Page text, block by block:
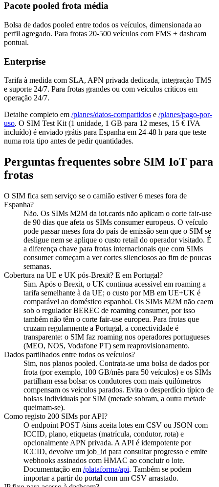
Pacote pooled frota média
Bolsa de dados pooled entre todos os veículos, dimensionada ao
perfil agregado. Para frotas 20-500 veículos com FMS + dashcam
pontual.
Enterprise
Tarifa à medida com SLA, APN privada dedicada, integração TMS
e suporte 24/7. Para frotas grandes ou com veículos críticos em
operação 24/7.
Detalhe completo em /planes/datos-compartidos e /planes/pago-por-
uso. O SIM Test Kit (1 unidade, 1 GB para 12 meses, 15 € IVA
incluído) é enviado grátis para Espanha em 24-48 h para que teste
numa rota tipo antes de pedir quantidades.
Perguntas frequentes sobre SIM IoT para
frotas
O SIM fica sem serviço se o camião estiver 6 meses fora de
Espanha?
Não. Os SIMs M2M da iot.cards não aplicam o corte fair-use
de 90 dias que afeta os SIMs consumer europeus. O veículo
pode passar meses fora do país de emissão sem que o SIM se
desligue nem se aplique o custo retail do operador visitado. É
a diferença chave para frotas internacionais que com SIMs
consumer começam a ver cortes silenciosos ao fim de poucas
semanas.
Cobertura na UE e UK pós-Brexit? E em Portugal?
Sim. Após o Brexit, o UK continua acessível em roaming a
tarifa semelhante à da UE; o custo por MB em UE+UK é
comparável ao doméstico espanhol. Os SIMs M2M não caem
sob o regulador BEREC de roaming consumer, por isso
também não têm o corte fair-use europeu. Para frotas que
cruzam regularmente a Portugal, a conectividade é
transparente: o SIM faz roaming nos operadores portugueses
(MEO, NOS, Vodafone PT) sem reaprovisionamento.
Dados partilhados entre todos os veículos?
Sim, nos planos pooled. Contrata-se uma bolsa de dados por
frota (por exemplo, 100 GB/mês para 50 veículos) e os SIMs
partilham essa bolsa: os condutores com mais quilómetros
compensam os veículos parados. Evita o desperdício típico de
bolsas individuais por SIM (metade sobram, a outra metade
queimam-se).
Como registo 200 SIMs por API?
O endpoint POST /sims aceita lotes em CSV ou JSON com
ICCID, plano, etiquetas (matrícula, condutor, rota) e
opcionalmente APN privada. A API é idempotente por
ICCID, devolve um job_id para consultar progresso e emite
webhooks assinados com HMAC ao concluir o lote.
Documentação em /plataforma/api. Também se podem
importar a partir do portal com um CSV arrastado.